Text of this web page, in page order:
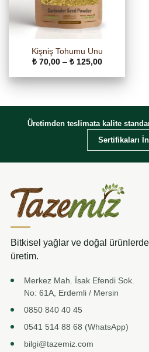
Kişniş Tohumu Unu
₺70,00 – ₺125,00Fiyat
₺ 70,00
-
Üretimden teslimata kalite
Sertifikaları
Bitkisel yağlar ve doğal
üretim.
Merkez Mah. İsak Efendi Sok.
No: 61A, Erdemli / Mersin
0850 840 40 45
0541 514 88 68 (WhatsApp)
bilgi@tazemiz.com